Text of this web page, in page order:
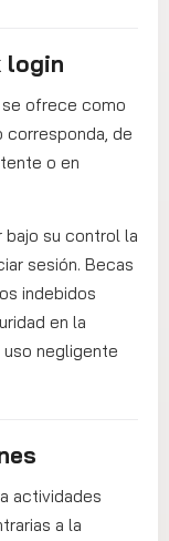
login
ofrece como
corresponda, de
o en
bajo su control la
sesión. Becas
indebidos
en la
negligente
actividades
a la